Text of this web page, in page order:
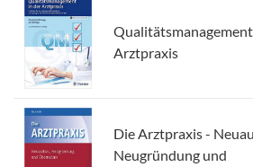
Arztpraxis
Die Arztpraxis -
Neugründung und